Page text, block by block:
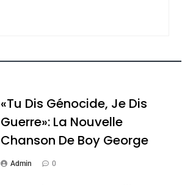
«Tu Dis Génocide, Je Dis
Guerre»: La Nouvelle
Chanson De Boy George
Admin 0